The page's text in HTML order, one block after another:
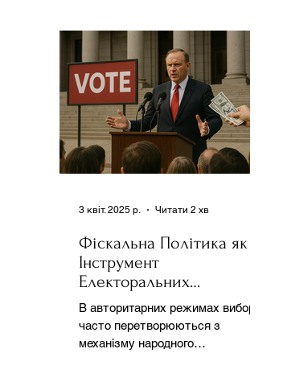
Фіскальна Політика як
Інструмент
Електоральних
Маніпуляцій в
Автократіях
В авторитарних режимах вибори
часто перетворюються з
механізму народного
3 квіт. 2025 р. Читати 2 хв